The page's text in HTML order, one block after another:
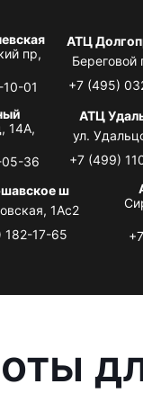
пр,
01
АТЦ
Береговой
+7 (495)
14А,
36
АТЦ
ул.
+7 (499)
ш
1Ас2
182-17-65